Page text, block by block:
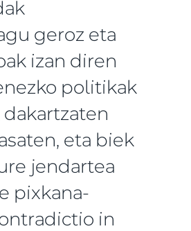
geroz eta
izan diren
politikak
eta biek
jendartea
pixkana-
in